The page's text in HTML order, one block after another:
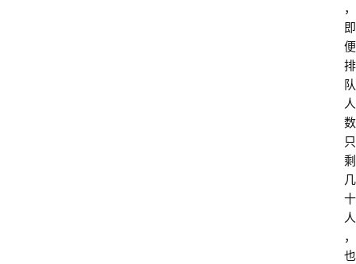
，
即
便
排
队
人
数
只
剩
几
十
人
，
也